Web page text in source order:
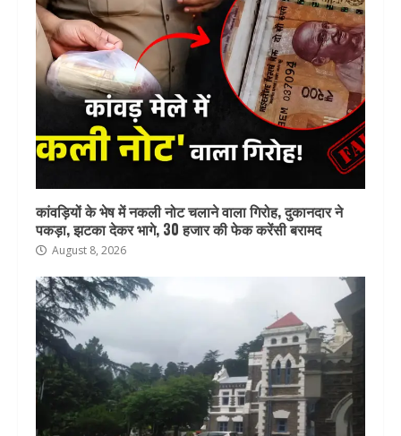
कांवड़ियों के भेष में नकली नोट चलाने वाला गिरोह, दुकानदार ने
पकड़ा, झटका देकर भागे, 30 हजार की फेक करेंसी बरामद
August 8, 2026